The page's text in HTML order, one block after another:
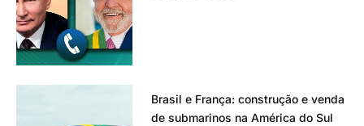
Brasil e França: construção e venda
de submarinos na América do Sul